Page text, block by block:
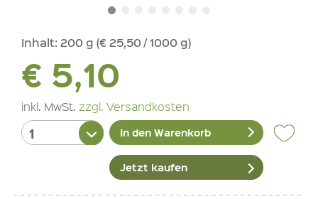
Inhalt: 200 g (€ 25,50 / 1000 g)
€ 5,10
inkl. MwSt. zzgl. Versandkosten
In den Warenkorb
Jetzt kaufen